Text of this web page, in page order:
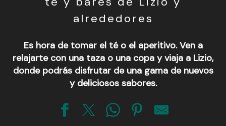
alrededores
Es hora de tomar el té o el aperitivo. Ven a
relajarte con una taza o una copa y viaja a Lizio,
donde podrás disfrutar de una gama de nuevos
y deliciosos sabores.